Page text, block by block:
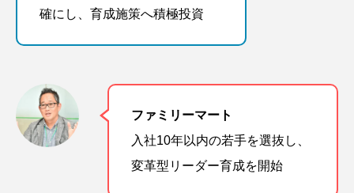
確にし、育成施策へ積極投資
ファミリーマート
入社10年以内の若手を選抜し、
変革型リーダー育成を開始